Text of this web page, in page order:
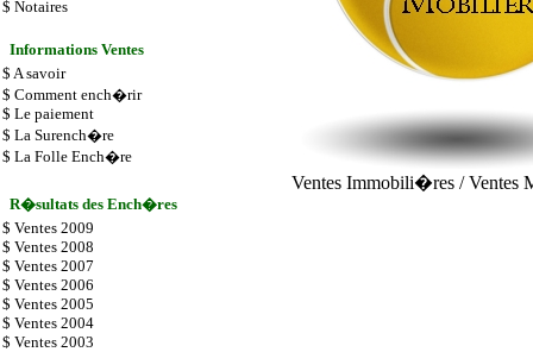
$ Notaires
Informations Ventes
$ A savoir
$ Comment ench�rir
$ Le paiement
$ La Surench�re
$ La Folle Ench�re
R�sultats des Ench�res
$ Ventes 2009
$ Ventes 2008
$ Ventes 2007
$ Ventes 2006
$ Ventes 2005
$ Ventes 2004
$ Ventes 2003
Ventes Immobili�res /Ventes